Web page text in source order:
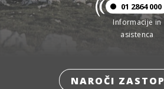
01 2864 000
Informacije in
asistenca
NAROČI